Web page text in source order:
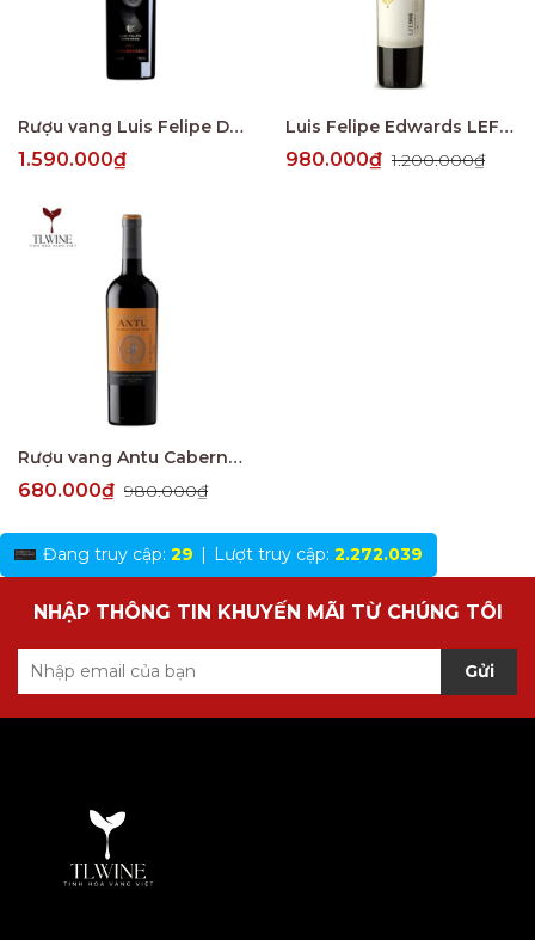
Rượu vang Luis Felipe Dona Bernarda Cabernet Sauvignon
1.590.000₫
Luis Felipe Edwards LEF900 Blend
980.000₫1.200.000₫
Rượu vang Antu Cabernet Sauvignon
680.000₫ 980.000₫
Đang truy cập: 29 | Lượt truy cập: 2.272.039
NHẬP THÔNG TIN KHUYẾN MÃI TỪ CHÚNG TÔI
Gửi